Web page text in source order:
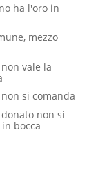
ha l'oro in
mezzo
vale la
si comanda
non si
bocca